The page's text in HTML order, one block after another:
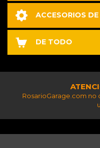
ACCESORIOS
DE TODO
RosarioGarage.com